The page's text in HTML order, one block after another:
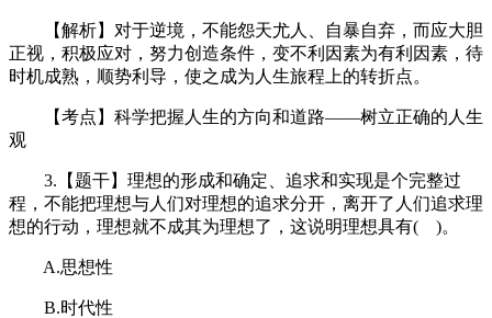
【解析】对于逆境，不能怨天尤人、自暴自弃，而应大胆
正视，积极应对，努力创造条件，变不利因素为有利因素，待
时机成熟，顺势利导，使之成为人生旅程上的转折点。
【考点】科学把握人生的方向和道路——树立正确的人生
观
3.【题干】理想的形成和确定、追求和实现是个完整过
程，不能把理想与人们对理想的追求分开，离开了人们追求理
想的行动，理想就不成其为理想了，这说明理想具有( )。
A.思想性
B.时代性